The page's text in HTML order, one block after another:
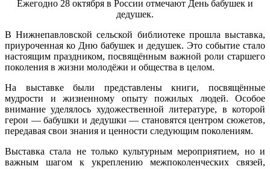
Ежегодно 28 октября в России отмечают День бабушек и
дедушек.
В Нижнепавловской сельской библиотеке прошла выставка,
приуроченная ко Дню бабушек и дедушек. Это событие стало
настоящим праздником, посвящённым важной роли старшего
поколения в жизни молодёжи и общества в целом.
На выставке были представлены книги, посвящённые
мудрости и жизненному опыту пожилых людей. Особое
внимание уделялось художественной литературе, в которой
герои — бабушки и дедушки — становятся центром сюжетов,
передавая свои знания и ценности следующим поколениям.
Выставка стала не только культурным мероприятием, но и
важным шагом к укреплению межпоколенческих связей,